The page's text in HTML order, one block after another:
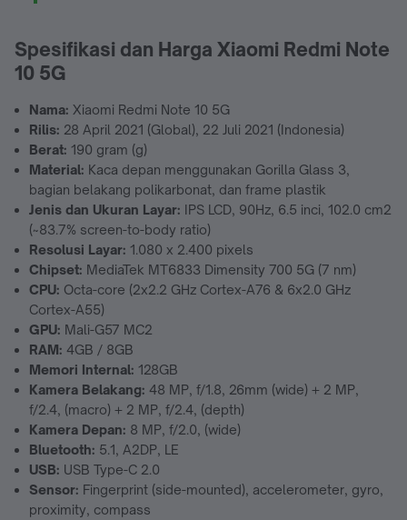
Spesifikasi dan Harga Xiaomi Redmi Note
10 5G
Nama: Xiaomi Redmi Note 10 5G
Rilis: 28 April 2021 (Global), 22 Juli 2021 (Indonesia)
Berat: 190 gram (g)
Material: Kaca depan menggunakan Gorilla Glass 3,
bagian belakang polikarbonat, dan frame plastik
Jenis dan Ukuran Layar: IPS LCD, 90Hz, 6.5 inci, 102.0 cm2
(~83.7% screen-to-body ratio)
Resolusi Layar: 1.080 x 2.400 pixels
Chipset: MediaTek MT6833 Dimensity 700 5G (7 nm)
CPU: Octa-core (2x2.2 GHz Cortex-A76 & 6x2.0 GHz
Cortex-A55)
GPU: Mali-G57 MC2
RAM: 4GB / 8GB
Memori Internal: 128GB
Kamera Belakang: 48 MP, f/1.8, 26mm (wide) + 2 MP,
f/2.4, (macro) + 2 MP, f/2.4, (depth)
Kamera Depan: 8 MP, f/2.0, (wide)
Bluetooth: 5.1, A2DP, LE
USB: USB Type-C 2.0
Sensor: Fingerprint (side-mounted), accelerometer, gyro,
proximity, compass